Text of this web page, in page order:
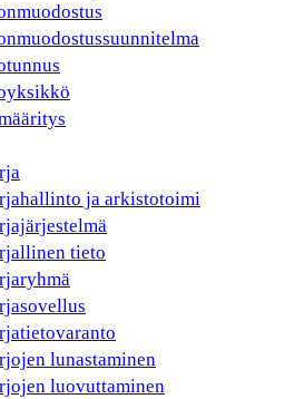
ja arkistotoimi
tieto
lunastaminen
luovuttaminen